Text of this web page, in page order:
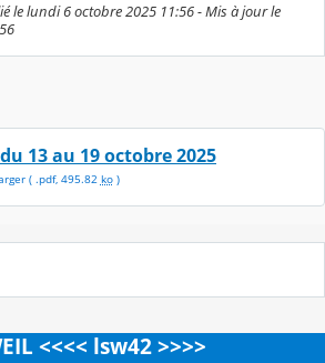
le lundi 6 octobre 2025 11:56 - Mis à jour le
13 au 19 octobre 2025
( .pdf, 495.82 ko)
<<<< lsw42 >>>>